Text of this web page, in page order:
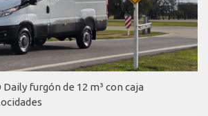
furgón de 12 m³ con caja